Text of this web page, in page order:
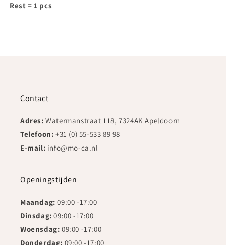
Rest = 1 pcs
Contact
Adres:Watermanstraat 118, 7324AK Apeldoorn
Telefoon: +31 (0) 55-533 89 98
E-mail: info@mo-ca.nl
Openingstijden
Maandag: 09:00 -17:00
Dinsdag:09:00 -17:00
Woensdag: 09:00 -17:00
Donderdag: 09:00 -17:00